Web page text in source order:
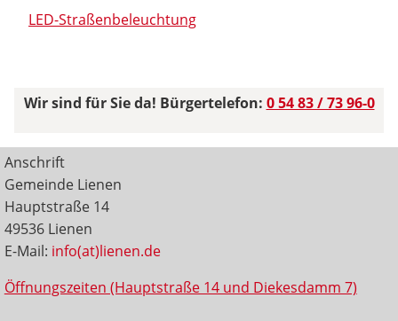
LED-Straßenbeleuchtung
Wir sind für Sie da! Bürgertelefon: 0 54 83 / 73 96-0
Anschrift
Gemeinde Lienen
Hauptstraße 14
49536 Lienen
E-Mail: info(at)lienen.de
Öffnungszeiten (Hauptstraße 14 und Diekesdamm 7)